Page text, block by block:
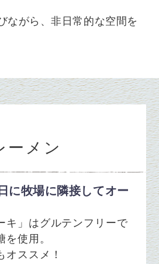
ながら、非日常的な空間を
ーメン
に牧場に隣接してオー
キ」はグルテンフリーで
使用。
オススメ！